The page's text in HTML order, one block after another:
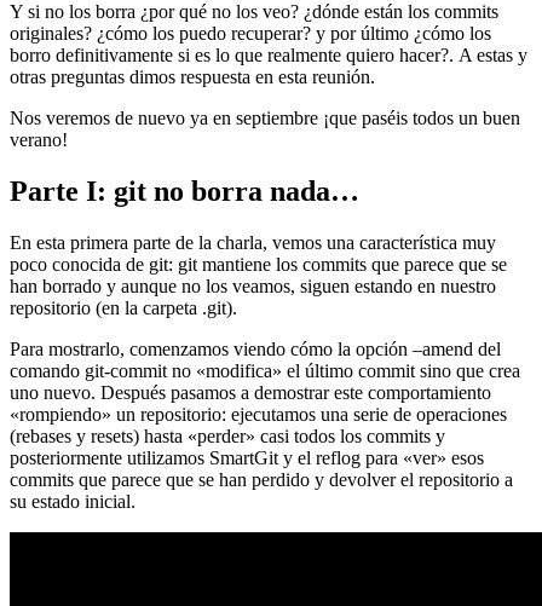
Y si no los borra ¿por qué no los veo? ¿dónde están los commits
originales? ¿cómo los puedo recuperar? y por último ¿cómo los
borro definitivamente si es lo que realmente quiero hacer?. A estas y
otras preguntas dimos respuesta en esta reunión.
Nos veremos de nuevo ya en septiembre ¡que paséis todos un buen
verano!
Parte I: git no borra nada…
En esta primera parte de la charla, vemos una característica muy
poco conocida de git: git mantiene los commits que parece que se
han borrado y aunque no los veamos, siguen estando en nuestro
repositorio (en la carpeta .git).
Para mostrarlo, comenzamos viendo cómo la opción –amend del
comando git-commit no «modifica» el último commit sino que crea
uno nuevo. Después pasamos a demostrar este comportamiento
«rompiendo» un repositorio: ejecutamos una serie de operaciones
(rebases y resets) hasta «perder» casi todos los commits y
posteriormente utilizamos SmartGit y el reflog para «ver» esos
commits que parece que se han perdido y devolver el repositorio a
su estado inicial.